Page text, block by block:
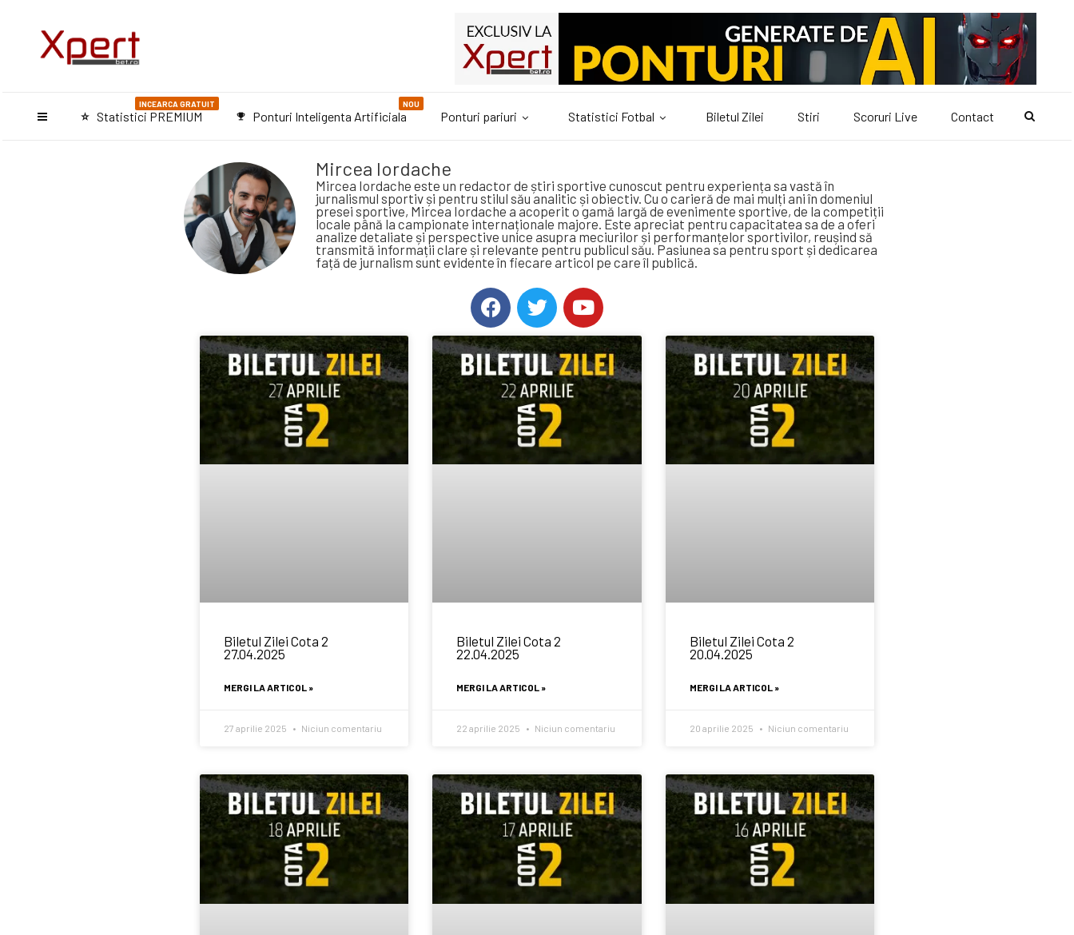
star_purple500 Statistici PREMIUM
INCEARCA GRATUIT
emoji_events Ponturi Inteligenta Artificiala
NOU
Ponturi pariuri Statistici Fotbal Biletul Zilei Stiri Scoruri Live Contact
Mircea Iordache
Mircea Iordache este un redactor de știri sportive cunoscut pentru experiența sa vastă în
jurnalismul sportiv și pentru stilul său analitic și obiectiv. Cu o carieră de mai mulți ani în domeniul
presei sportive, Mircea Iordache a acoperit o gamă largă de evenimente sportive, de la competiții
locale până la campionate internaționale majore. Este apreciat pentru capacitatea sa de a oferi
analize detaliate și perspective unice asupra meciurilor și performanțelor sportivilor, reușind să
transmită informații clare și relevante pentru publicul său. Pasiunea sa pentru sport și dedicarea
față de jurnalism sunt evidente în fiecare articol pe care îl publică.
Biletul Zilei Cota 2
27.04.2025
MERGI LA ARTICOL »
27 aprilie 2025 Niciun comentariu
Biletul Zilei Cota 2
22.04.2025
MERGI LA ARTICOL »
22 aprilie 2025 Niciun comentariu
Biletul Zilei Cota 2
20.04.2025
MERGI LA ARTICOL »
20 aprilie 2025 Niciun comentariu